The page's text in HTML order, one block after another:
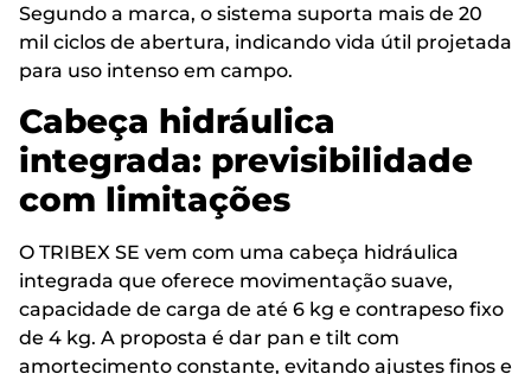
Segundo a marca, o sistema suporta mais de 20
mil ciclos de abertura, indicando vida útil projetada
para uso intenso em campo.
Cabeça hidráulica
integrada: previsibilidade
com limitações
O TRIBEX SE vem com uma cabeça hidráulica
integrada que oferece movimentação suave,
capacidade de carga de até 6 kg e contrapeso fixo
de 4 kg. A proposta é dar pan e tilt com
amortecimento constante, evitando ajustes finos e